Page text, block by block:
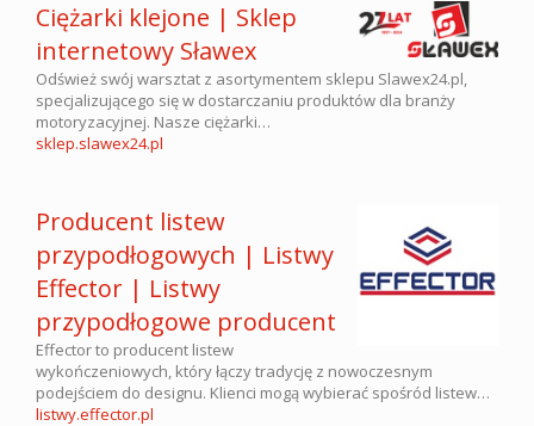
Ciężarki klejone | Sklep
internetowy Sławex
Odśwież swój warsztat z asortymentem sklepu Slawex24.pl,
specjalizującego się w dostarczaniu produktów dla branży
motoryzacyjnej. Nasze ciężarki…
sklep.slawex24.pl
Producent listew
przypodłogowych | Listwy
Effector | Listwy
przypodłogowe producent
Effector to producent listew
wykończeniowych, który łączy tradycję z nowoczesnym
podejściem do designu. Klienci mogą wybierać spośród listew…
listwy.effector.pl